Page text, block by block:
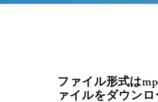
ファイル形式は
ァイルをダウン